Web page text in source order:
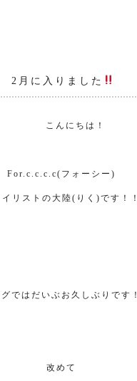
2月に入りました
こんにちは！
For.c.c.c.c(フォーシー)
イリストの大陸(りく)です！！
ではだいぶお久しぶりです！
改めて